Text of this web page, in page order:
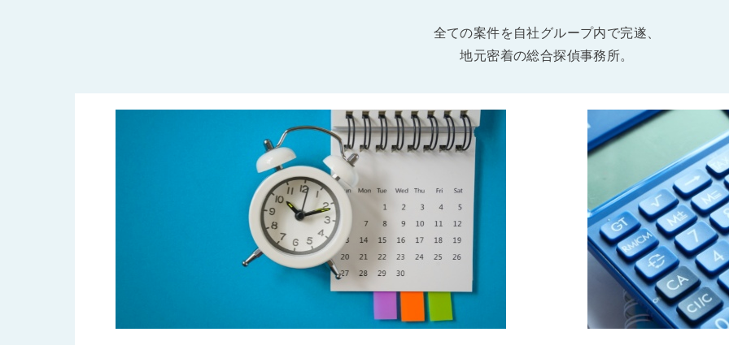
全ての案件を自社グループ内で完遂、
地元密着の総合探偵事務所。